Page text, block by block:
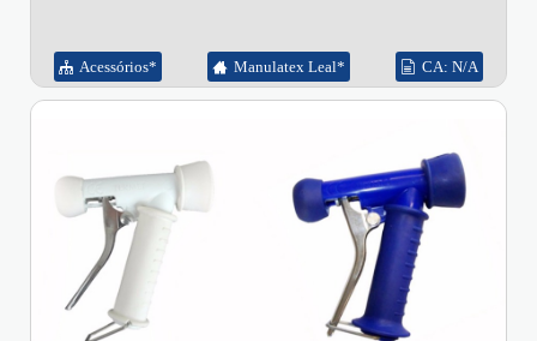
Acessórios* Manulatex Leal* CA: N/A